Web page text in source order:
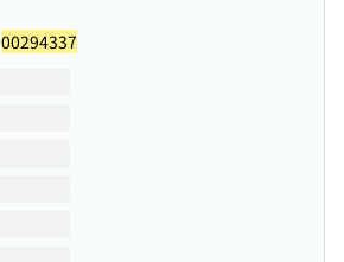
00294337